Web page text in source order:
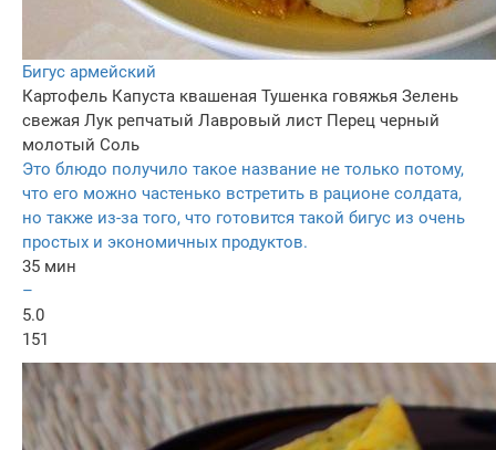
Бигус армейский
Картофель Капуста квашеная Тушенка говяжья Зелень
свежая Лук репчатый Лавровый лист Перец черный
молотый Соль
Это блюдо получило такое название не только потому,
что его можно частенько встретить в рационе солдата,
но также из-за того, что готовится такой бигус из очень
простых и экономичных продуктов.
35 мин
–
5.0
151